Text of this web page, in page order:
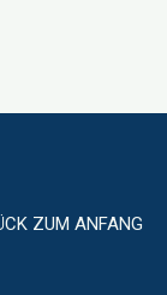
ZUM ANFANG